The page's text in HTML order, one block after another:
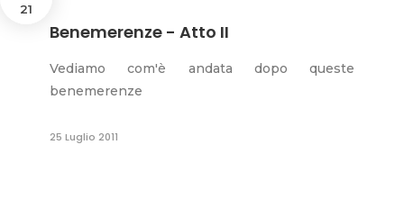
21
Benemerenze - Atto II
Vediamo com'è andata dopo queste
benemerenze
25 Luglio 2011